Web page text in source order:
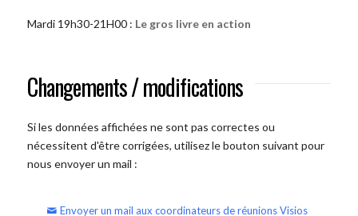
Mardi 19h30-21H00 : Le gros livre en action
Changements / modifications
Si les données affichées ne sont pas correctes ou
nécessitent d'être corrigées, utilisez le bouton suivant pour
nous envoyer un mail :
Envoyer un mail aux coordinateurs de réunions Visios